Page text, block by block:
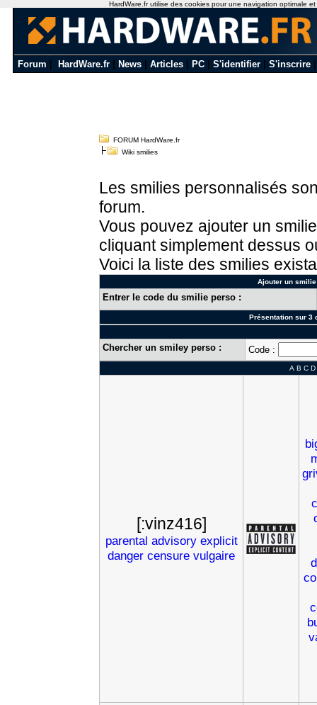
Forum HardWare.fr News Articles PC S'identifier S'inscrire
FORUM HardWare.fr
Wiki smilies
Les smilies personnalisés
forum.
Vous pouvez ajouter un
cliquant simplement dessus
Voici la liste des smilies
Ajouter un
Entrer le code du smilie perso :
Présentation sur 3
Chercher un smiley perso : Code :
A B C D
[:vinz416]
parental advisory explicit
danger censure vulgaire
HardWare.fr utilise des cookies pour une navigation optimale